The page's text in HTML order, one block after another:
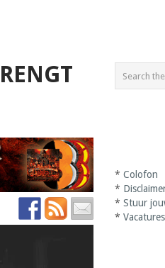
*Colofon
*
*Stuur
*Vacatures